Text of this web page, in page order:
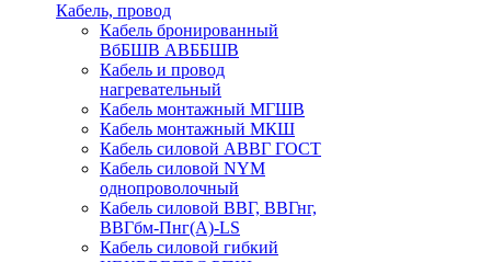
Кабель, провод
Кабель бронированный
ВбБШВ АВББШВ
Кабель и провод
нагревательный
Кабель монтажный МГШВ
Кабель монтажный МКШ
Кабель силовой АВВГ ГОСТ
Кабель силовой NYM
однопроволочный
Кабель силовой ВВГ, ВВГнг,
ВВГбм-Пнг(А)-LS
Кабель силовой гибкий